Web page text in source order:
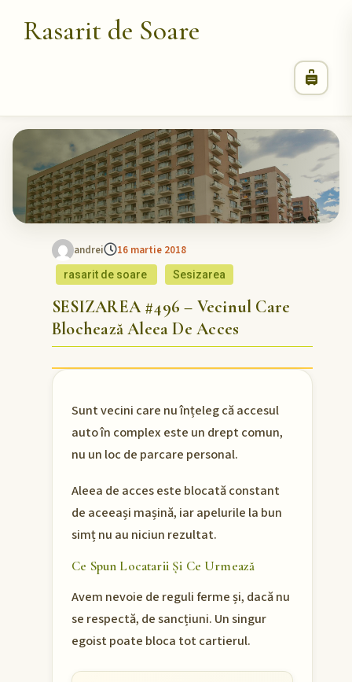
Rasarit de Soare
andrei 16 martie 2018
rasarit de soare Sesizarea
SESIZAREA #496 – Vecinul Care
Blochează Aleea De Acces
Sunt vecini care nu înțeleg că accesul
auto în complex este un drept comun,
nu un loc de parcare personal.
Aleea de acces este blocată constant
de aceeași mașină, iar apelurile la bun
simț nu au niciun rezultat.
Ce Spun Locatarii Și Ce Urmează
Avem nevoie de reguli ferme și, dacă nu
se respectă, de sancțiuni. Un singur
egoist poate bloca tot cartierul.